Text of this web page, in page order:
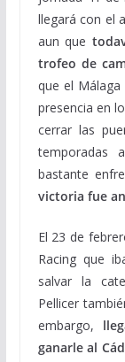
llegará con el
aun que
trofeo de
que el
presencia en
cerrar las
temporadas
bastante
victoria fue
El 23 de
Racing que
salvar la
Pellicer
embargo,
ganarle al